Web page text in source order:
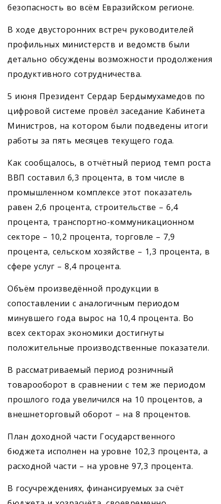
безопасность во всём Евразийском регионе.
В ходе двусторонних встреч руководителей
профильных минис­терств и ведомств были
детально обсуждены возможности продолжения
продуктивного сотрудничества.
5 июня Президент Сердар Бердымухамедов по
цифровой системе провёл заседание Кабинета
Министров, на котором были подведены итоги
работы за пять месяцев текущего года.
Как сообщалось, в отчётный период темп роста
ВВП составил 6,3 процента, в том числе в
промышленном комплексе этот показатель
равен 2,6 процента, строительстве – 6,4
процента, транспортно-коммуникационном
секторе – 10,2 процента, торговле – 7,9
процента, сельском хозяйстве – 1,3 процента, в
сфере услуг – 8,4 процента.
Объём произведённой продукции в
сопоставлении с аналогичным периодом
минувшего года вырос на 10,4 процента. Во
всех секторах экономики достигнуты
положительные производственные показатели.
В рассматриваемый период розничный
товарооборот в сравнении с тем же периодом
прошлого года увеличился на 10 процентов, а
внешнеторговый оборот – на 8 процентов.
План доходной части Государственного
бюджета исполнен на уровне 102,3 процента, а
расходной части – на уровне 97,3 процента.
В госучреждениях, финансируемых за счёт